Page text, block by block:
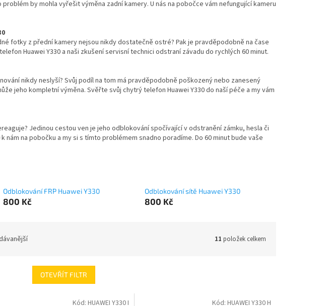
by mohla vyřešit výměna zadní kamery. U nás na pobočce vám nefungující kameru
fotky z přední kamery nejsou nikdy dostatečně ostré? Pak je pravděpodobně na čase
Huawei Y330 a naši zkušení servisní technici odstraní závadu do rychlých 60 minut.
nikdy neslyší? Svůj podíl na tom má pravděpodobně poškozený nebo zanesený
jeho kompletní výměna. Svěřte svůj chytrý telefon Huawei Y330 do naší péče a my vám
Jedinou cestou ven je jeho odblokování spočívající v odstranění zámku, hesla či
nám na pobočku a my si s tímto problémem snadno poradíme. Do 60 minut bude vaše
Odblokování FRP Huawei Y330
800 Kč
Odblokování sítě Huawei Y330
800 Kč
11 položek celkem
OTEVŘÍT FILTR
Kód: HUAWEI Y330 I Kód: HUAWEI Y330 H